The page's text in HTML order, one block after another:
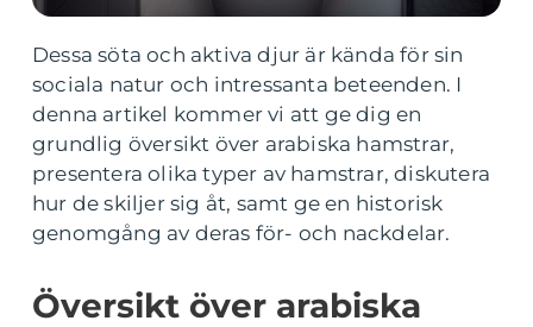
Dessa söta och aktiva djur är kända för sin
sociala natur och intressanta beteenden. I
denna artikel kommer vi att ge dig en
grundlig översikt över arabiska hamstrar,
presentera olika typer av hamstrar, diskutera
hur de skiljer sig åt, samt ge en historisk
genomgång av deras för- och nackdelar.
Översikt över arabiska